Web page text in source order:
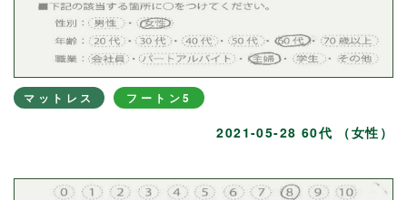
マットレス フートン5
2021-05-28 60代 （女性）